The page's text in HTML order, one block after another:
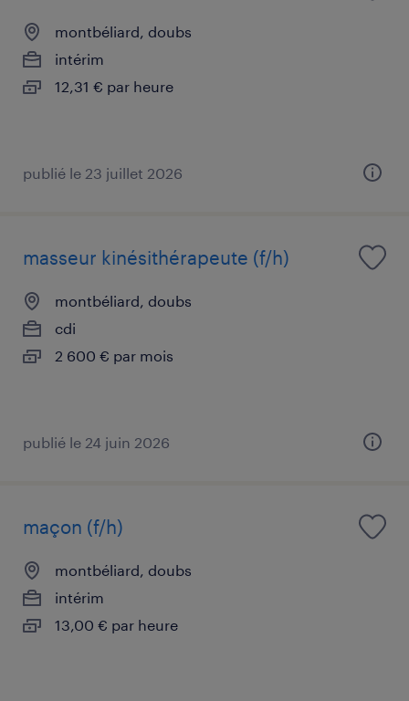
montbéliard, doubs
intérim
12,31 € par heure
publié le 23 juillet 2026
masseur kinésithérapeute (f/h)
montbéliard, doubs
cdi
2 600 € par mois
publié le 24 juin 2026
maçon (f/h)
montbéliard, doubs
intérim
13,00 € par heure